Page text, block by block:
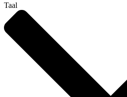
Taal